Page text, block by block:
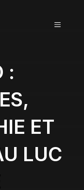
MENU
:
ET
LUC